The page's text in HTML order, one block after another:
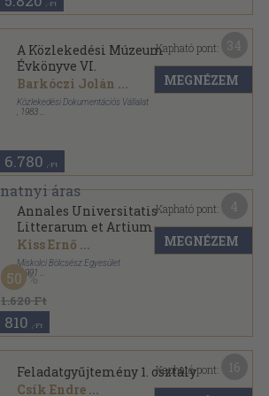
,-Ft
A Közlekedési Múzeum
Évkönyve VI.
Barkóczi Jolán ...
Közlekedési Dokumentációs Vállalat
1983
6.780 ,-Ft
Kapható pont:
MEGNÉZEM
Annales Universitatis
Litterarum et Artium
Miskolciensis Tomus I.
Kiss Ernő ...
Miskolci Bölcsész Egyesület
, 1991
Ragasztott papírkötés
1.620 Ft
50
810 ,-Ft
Kapható pont:
MEGNÉZEM
Feladatgyűjtemény 1. osztály
Csík Endre ...
Kapható pont: